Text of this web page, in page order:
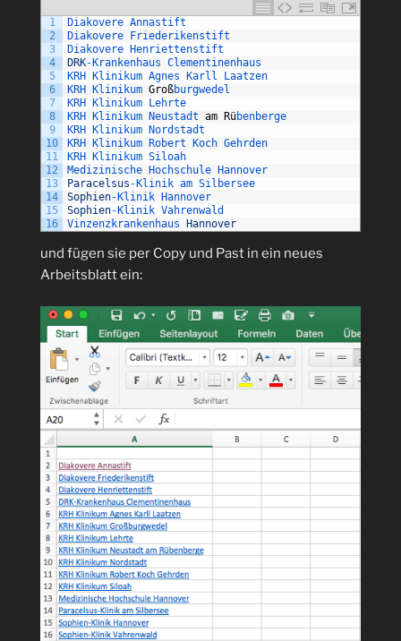
1
2
3
4
5
6
7
8
9
10
11
12
13
14
15
16
Diakovere Annastift
Diakovere
Friederikenstift
Diakovere
Henriettenstift
DRK- Krankenhaus Clementinenhaus
KRH
Klinikum Agnes Karll
Laatzen
KRH
Klinikum Großburgwedel
KRH
Klinikum
Lehrte
KRH
Klinikum Neustadt am Rübenberge
KRH
Klinikum
Nordstadt
KRH
Klinikum Robert Koch Gehrden
KRH
Klinikum Siloah
Medizinische
Hochschule
Hannover
Paracelsus - Klinik am Silbersee
Sophien- Klinik
Hannover
Sophien- Klinik Vahrenwald
Vinzenzkrankenhaus
Hannover
und fügen sie per Copy und Past in ein neues
Arbeitsblatt ein: